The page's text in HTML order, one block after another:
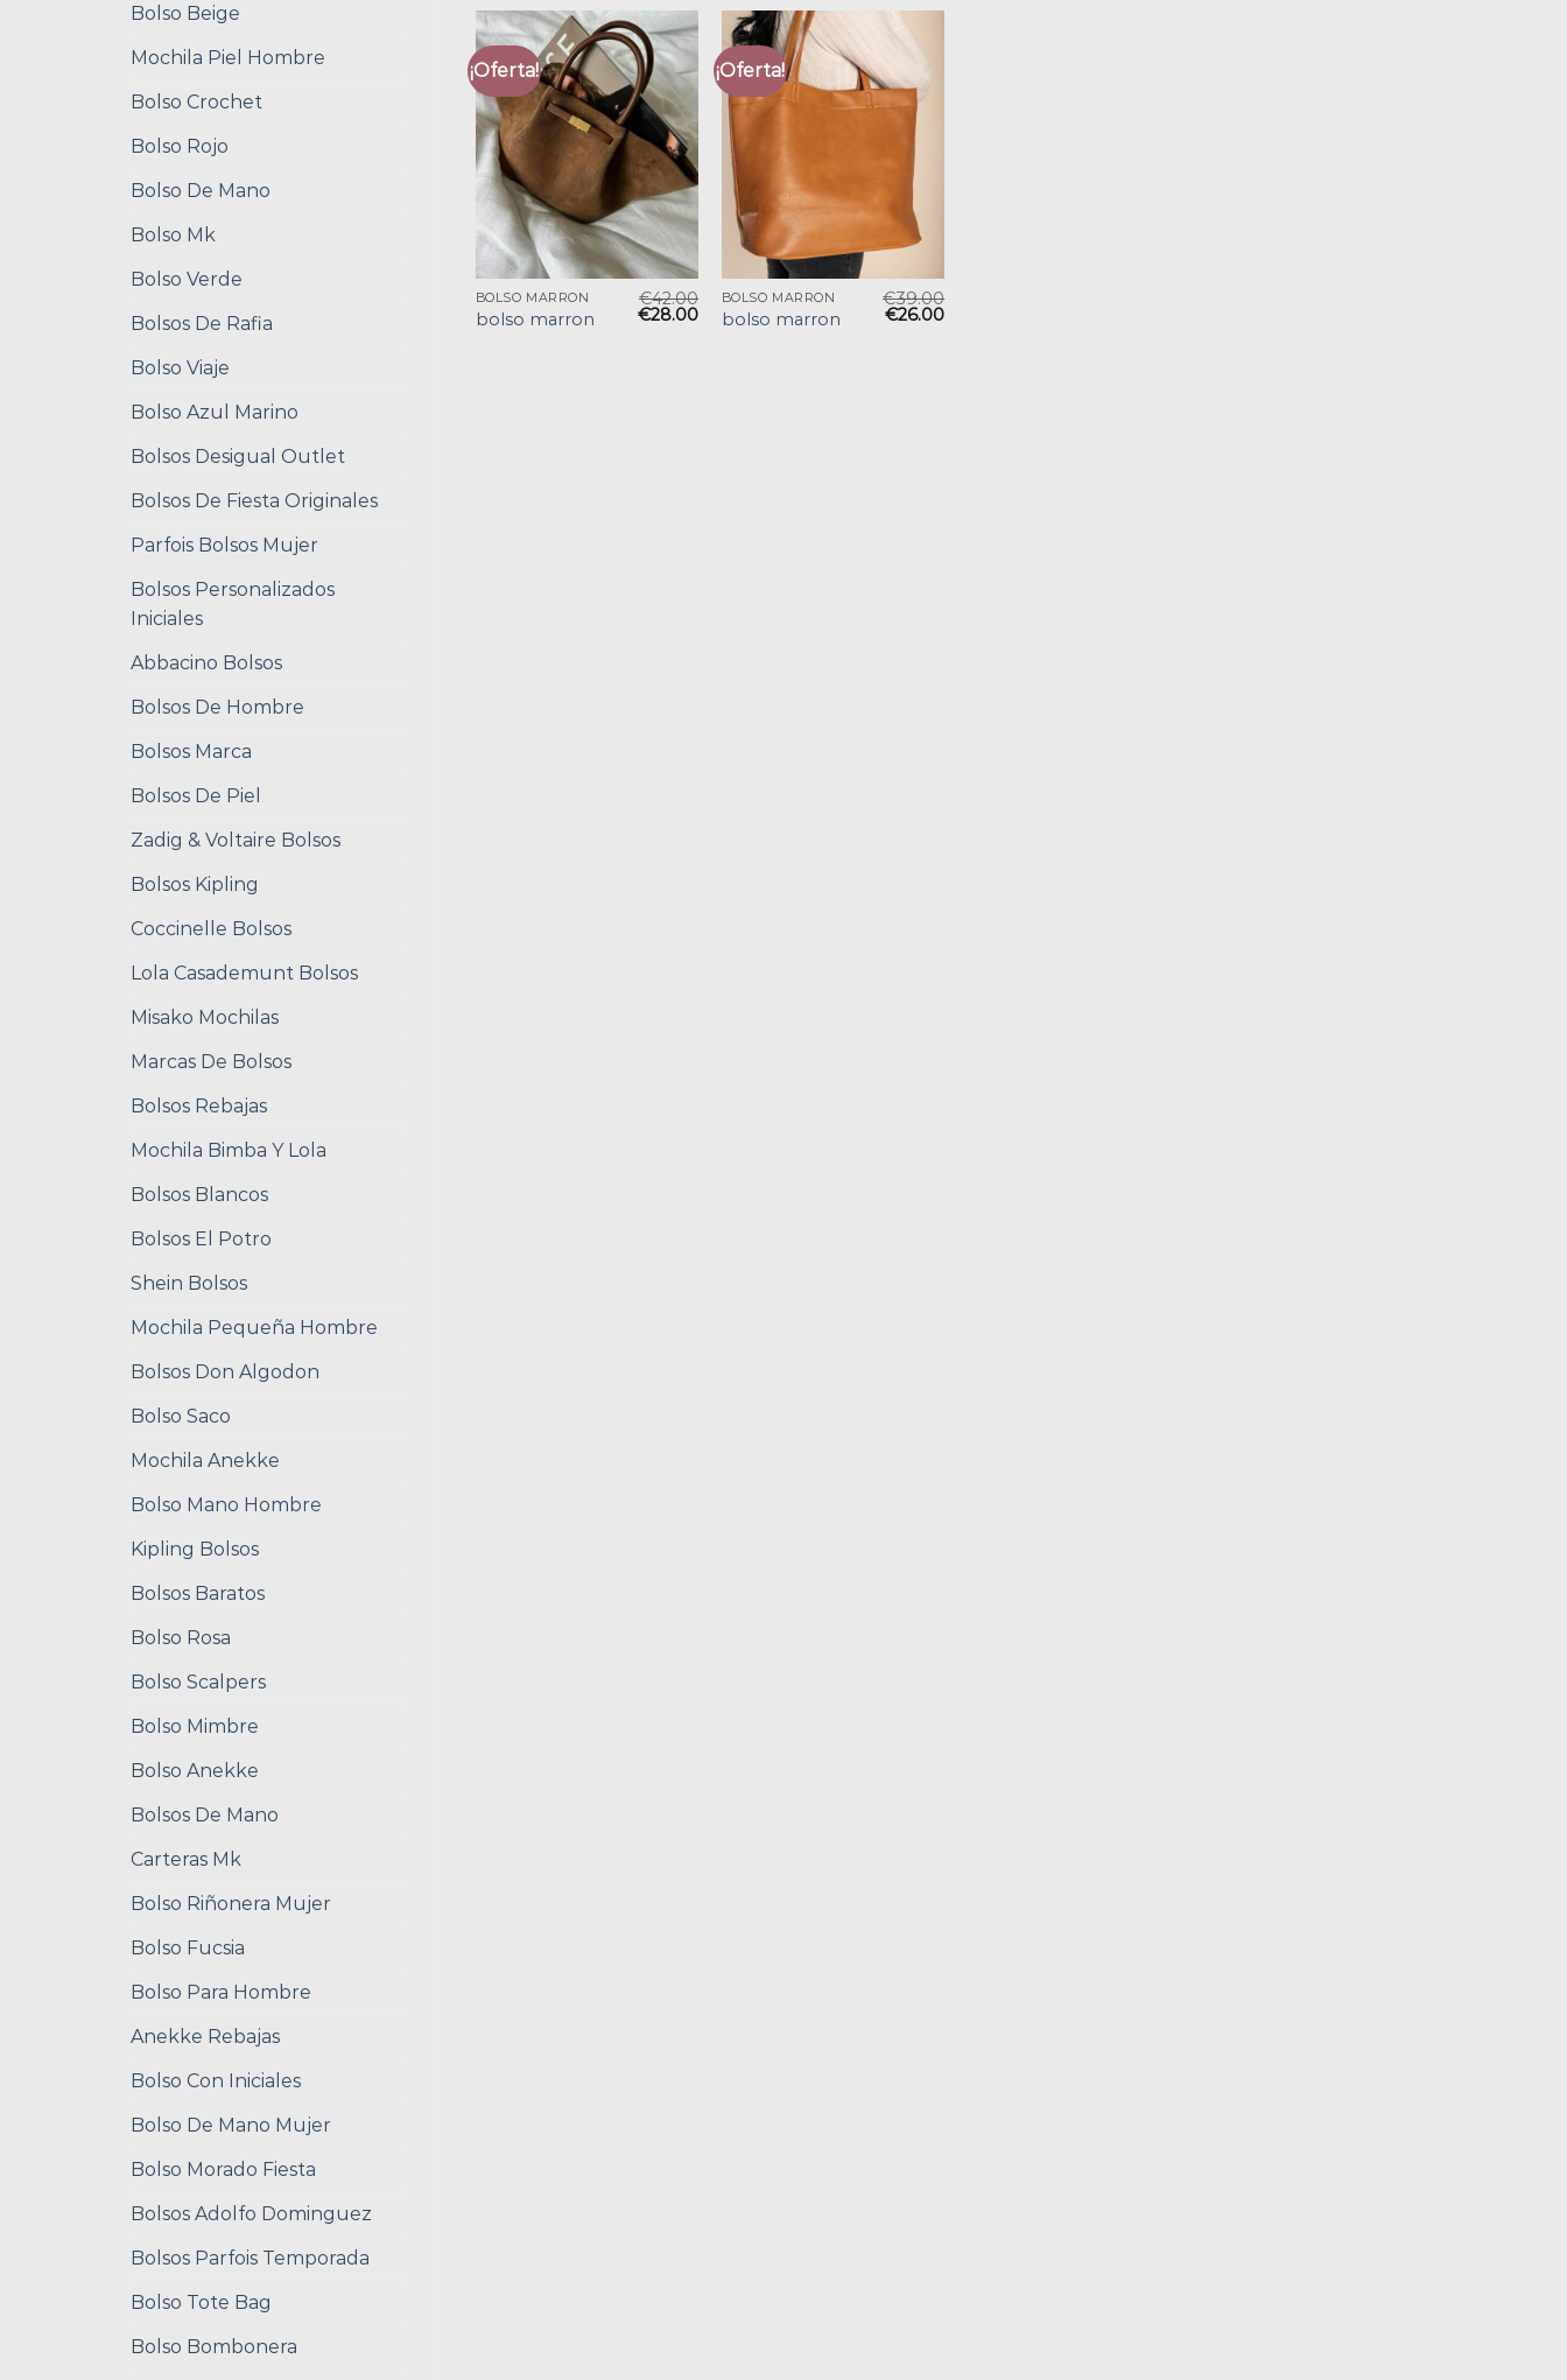
Bolso Beige
Mochila Piel Hombre
Bolso Crochet
Bolso Rojo
Bolso De Mano
Bolso Mk
Bolso Verde
Bolsos De Rafia
Bolso Viaje
Bolso Azul Marino
Bolsos Desigual Outlet
Bolsos De Fiesta Originales
Parfois Bolsos Mujer
Bolsos Personalizados
Iniciales
Abbacino Bolsos
Bolsos De Hombre
Bolsos Marca
Bolsos De Piel
Zadig & Voltaire Bolsos
Bolsos Kipling
Coccinelle Bolsos
Lola Casademunt Bolsos
Misako Mochilas
Marcas De Bolsos
Bolsos Rebajas
Mochila Bimba Y Lola
Bolsos Blancos
Bolsos El Potro
Shein Bolsos
Mochila Pequeña Hombre
Bolsos Don Algodon
Bolso Saco
Mochila Anekke
Bolso Mano Hombre
Kipling Bolsos
Bolsos Baratos
Bolso Rosa
Bolso Scalpers
Bolso Mimbre
Bolso Anekke
Bolsos De Mano
Carteras Mk
Bolso Riñonera Mujer
Bolso Fucsia
Bolso Para Hombre
Anekke Rebajas
Bolso Con Iniciales
Bolso De Mano Mujer
Bolso Morado Fiesta
Bolsos Adolfo Dominguez
Bolsos Parfois Temporada
Bolso Tote Bag
Bolso Bombonera
¡Oferta!
BOLSO MARRON
bolso marron
€42.00
€28.00
¡Oferta!
BOLSO MARRON
bolso marron
€39.00
€26.00